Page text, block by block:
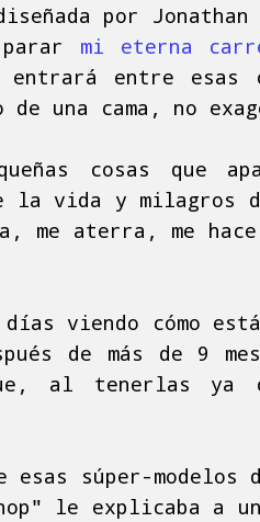
por
mi eterna
entrará entre
una cama, no
cosas que
la vida y
me aterra, me
viendo cómo
de más de 9
al tenerlas ya
esas súper-
le explicaba a